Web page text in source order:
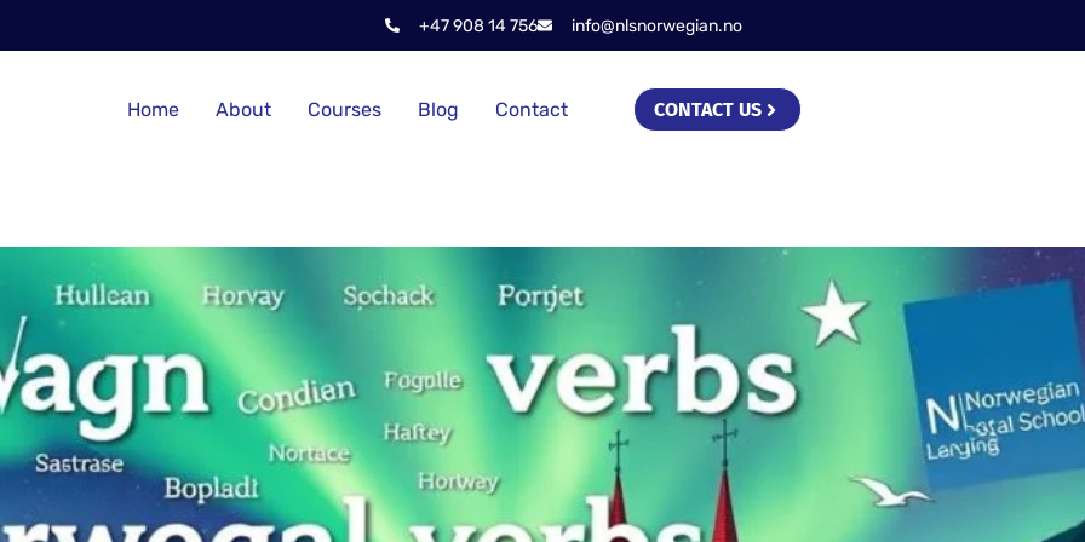
+47 908 14 756 info@nlsnorwegian.no
Home About Courses Blog Contact CONTACT US